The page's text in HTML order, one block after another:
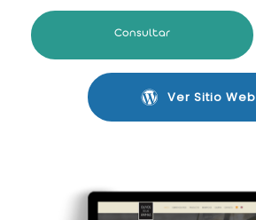
Consultar
Ver Sitio Web